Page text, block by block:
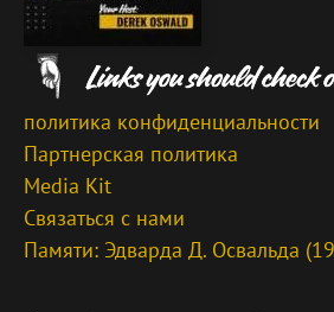
политика конфиденциальности
Партнерская политика
Media Kit
Связаться с нами
Памяти: Эдварда Д. Освальда